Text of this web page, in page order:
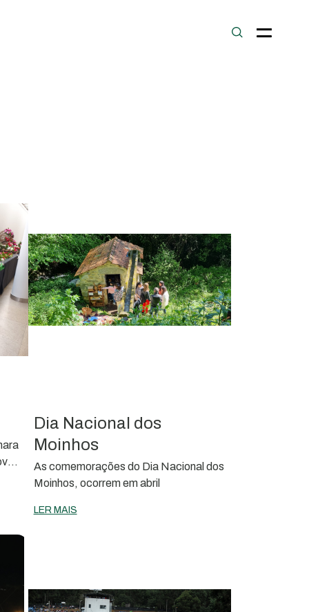
o
Dia Nacional dos
Moinhos
As comemorações do Dia Nacional dos
Moinhos, ocorrem em abril
LER MAIS